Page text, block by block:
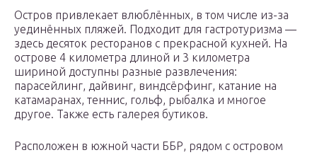
Остров привлекает влюблённых, в том числе из-за
уединённых пляжей. Подходит для гастротуризма —
здесь десяток ресторанов с прекрасной кухней. На
острове 4 километра длиной и 3 километра
шириной доступны разные развлечения:
парасейлинг, дайвинг, виндсёрфинг, катание на
катамаранах, теннис, гольф, рыбалка и многое
другое. Также есть галерея бутиков.
Расположен в южной части ББР, рядом с островом